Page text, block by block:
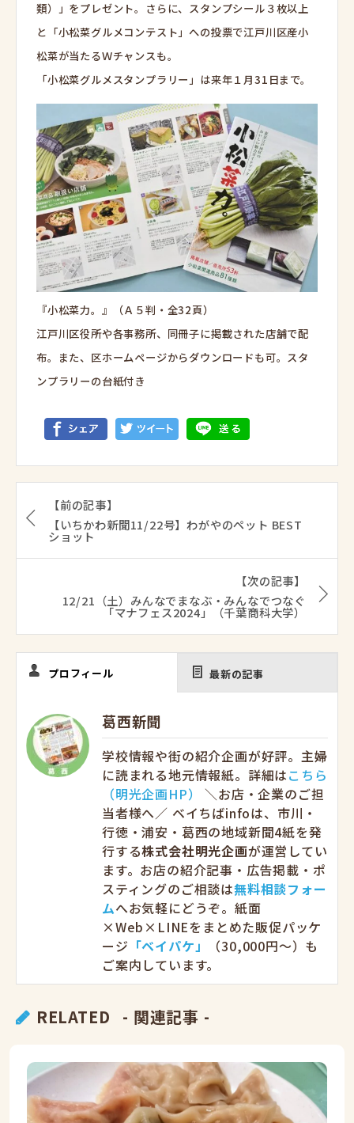
類）」をプレゼント。さらに、スタンプシール３枚以上
と「小松菜グルメコンテスト」への投票で江戸川区産小
松菜が当たるＷチャンスも。
「小松菜グルメスタンプラリー」は来年１月31日まで。
『小松菜力。』（Ａ５判・全32頁）
江戸川区役所や各事務所、同冊子に掲載された店舗で配
布。また、区ホームページからダウンロードも可。スタ
ンプラリーの台紙付き
【前の記事】
【いちかわ新聞11/22号】わがやのペット BEST
ショット
【次の記事】
12/21（土）みんなでまなぶ・みんなでつなぐ
「マナフェス2024」（千葉商科大学）
プロフィール 最新の記事
葛西新聞
学校情報や街の紹介企画が好評。主婦
に読まれる地元情報紙。詳細はこちら
（明光企画HP）
＼お店・企業のご担
当者様へ／ ベイちばinfoは、市川・
行徳・浦安・葛西の地域新聞4紙を発
行する株式会社明光企画が運営してい
ます。お店の紹介記事・広告掲載・ポ
スティングのご相談は無料相談フォー
ムへお気軽にどうぞ。紙面
×Web×LINEをまとめた販促パッケ
ージ 「ベイパケ」
（30,000円〜）も
ご案内しています。
RELATED - 関連記事 -